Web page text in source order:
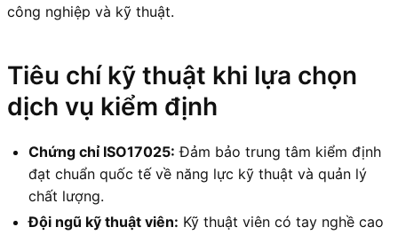
công nghiệp và kỹ thuật.
Tiêu chí kỹ thuật khi lựa chọn
dịch vụ kiểm định
Chứng chỉ ISO17025: Đảm bảo trung tâm kiểm định
đạt chuẩn quốc tế về năng lực kỹ thuật và quản lý
chất lượng.
Đội ngũ kỹ thuật viên: Kỹ thuật viên có tay nghề cao